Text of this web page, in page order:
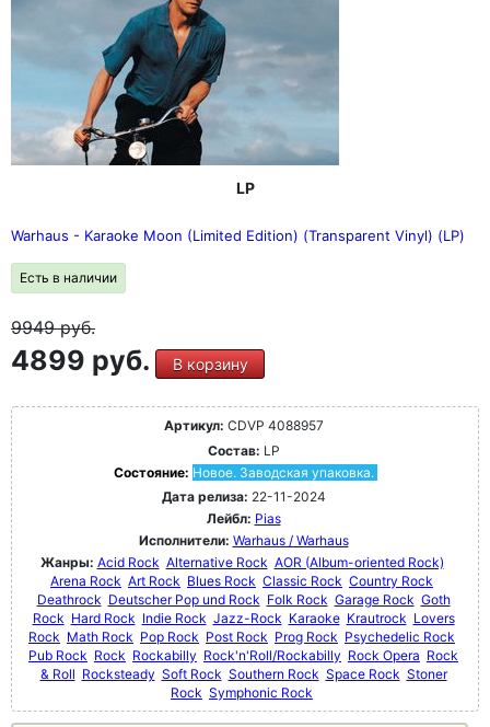
LP
Warhaus - Karaoke Moon (Limited Edition) (Transparent Vinyl) (LP)
Есть в наличии
9949руб.
4899 руб. В корзину
Артикул: CDVP 4088957
Состав: LP
Состояние: Новое. Заводская упаковка.
Дата релиза: 22-11-2024
Лейбл: Pias
Исполнители: Warhaus / Warhaus
Жанры: Acid Rock Alternative Rock AOR (Album-oriented Rock)
Arena Rock Art Rock Blues Rock Classic Rock Country Rock
Deathrock Deutscher Pop und Rock Folk Rock Garage Rock Goth
Rock Hard Rock Indie Rock Jazz-Rock Karaoke Krautrock Lovers
Rock Math Rock Pop Rock Post Rock Prog Rock Psychedelic Rock
Pub Rock Rock Rockabilly Rock'n'Roll/Rockabilly Rock Opera Rock
& Roll Rocksteady Soft Rock Southern Rock Space Rock Stoner
Rock Symphonic Rock